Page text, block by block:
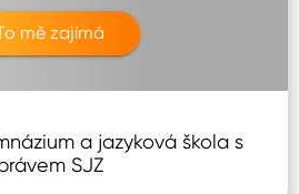
a jazyková škola s
SJZ
mě zajímá